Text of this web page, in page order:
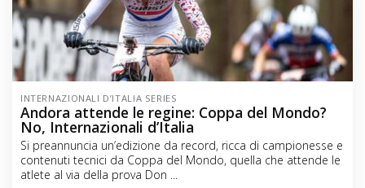
INTERNAZIONALI D’ITALIA SERIES
Andora attende le regine: Coppa del Mondo?
No, Internazionali d’Italia
Si preannuncia un’edizione da record, ricca di campionesse e
contenuti tecnici da Coppa del Mondo, quella che attende le
atlete al via della prova Don ...